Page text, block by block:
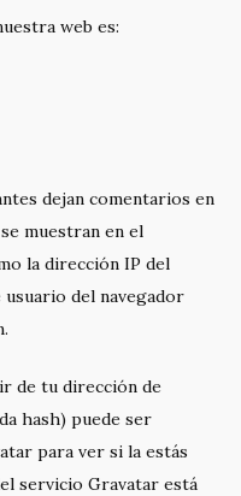
web es:
dejan comentarios en
muestran en el
la dirección IP del
usuario del navegador
de tu dirección de
hash) puede ser
para ver si la estás
servicio Gravatar está